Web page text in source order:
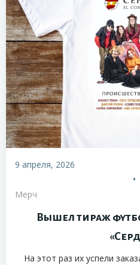
9 апреля, 2026
•
Мерч
Вышел тираж
На этот раз их успели